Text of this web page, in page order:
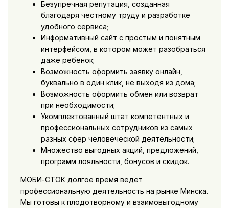
Безупречная репутация, созданная
благодаря честному труду и разработке
удобного сервиса;
Информативный сайт с простым и понятным
интерфейсом, в котором может разобраться
даже ребенок;
Возможность оформить заявку онлайн,
буквально в один клик, не выходя из дома;
Возможность оформить обмен или возврат
при необходимости;
Укомплектованный штат компетентных и
профессиональных сотрудников из самых
разных сфер человеческой деятельности;
Множество выгодных акций, предложений,
программ лояльности, бонусов и скидок.
МОБИ-СТОК долгое время ведет
профессиональную деятельность на рынке Минска.
Мы готовы к плодотворному и взаимовыгодному